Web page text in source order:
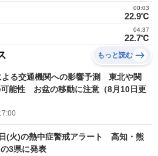
22.9℃
00:03
22.7℃
04:37
もっと読む
よる交通機関への影響予測 東北や関
能性 お盆の移動に注意（8月10日更
(火)の熱中症警戒アラート 高知・熊
3県に発表